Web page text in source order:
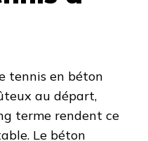
tennis en béton
au départ,
terme rendent ce
Le béton